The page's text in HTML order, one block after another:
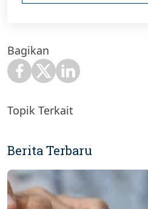
Bagikan
Topik Terkait
Berita Terbaru